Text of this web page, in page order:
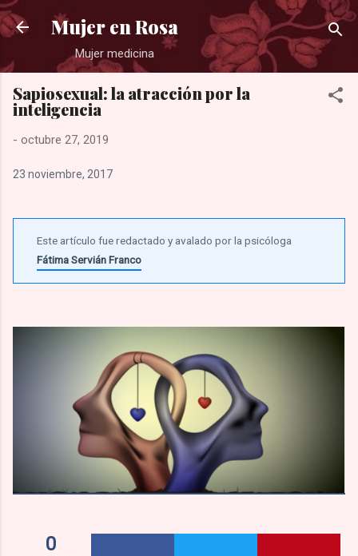
Ir al contenido principal
Mujer en Rosa
Mujer medicina
Sapiosexual: la atracción por la
inteligencia
- octubre 27, 2019
23 noviembre, 2017
Este artículo fue redactado y avalado por la psicóloga
Fátima Servián Franco
0